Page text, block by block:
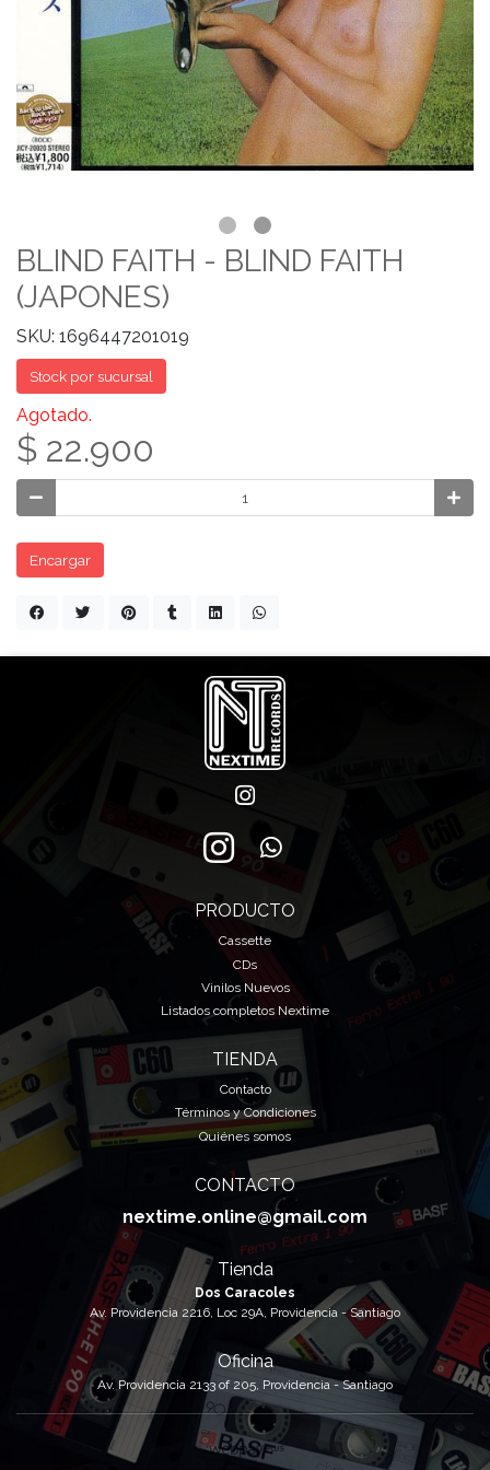
BLIND FAITH - BLIND FAITH
(JAPONES)
SKU: 1696447201019
Stock por sucursal
Agotado.
$ 22.900
Encargar
PRODUCTO
Cassette
CDs
Vinilos Nuevos
Listados completos Nextime
TIENDA
Contacto
Términos y Condiciones
Quiénes somos
CONTACTO
nextime.online@gmail.com
Tienda
Dos Caracoles
Av. Providencia 2216, Loc 29A, Providencia - Santiago
Oficina
Av. Providencia 2133 of 205, Providencia - Santiago